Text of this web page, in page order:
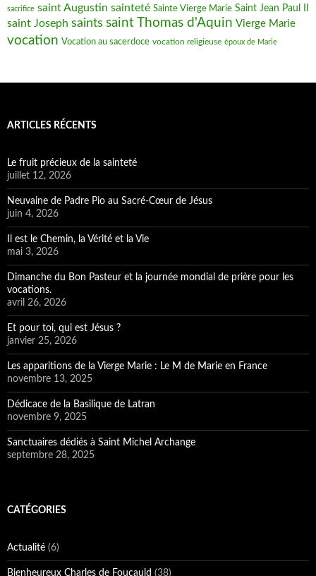
sacrifice saint Augustin sainteté Sainte Vierge Marie Saint Jean Paul II
saint Joseph saints saint Thomas d'Aquin Vierge Marie
vocation Vocation au sacerdoce vocation religieuse époux de Marie
ARTICLES RÉCENTS
Le fruit précieux de la sainteté
juillet 12, 2026
Neuvaine de Padre Pio au Sacré-Cœur de Jésus
juin 4, 2026
Il est le Chemin, la Vérité et la Vie
mai 3, 2026
Dimanche du Bon Pasteur et la journée mondial de prière pour les
vocations.
avril 26, 2026
Et pour toi, qui est Jésus ?
janvier 25, 2026
Les apparitions de la Vierge Marie : Le M de Marie en France
novembre 13, 2025
Dédicace de la Basilique de Latran
novembre 9, 2025
Sanctuaires dédiés à Saint Michel Archange
septembre 28, 2025
CATÉGORIES
Actualité (6)
Bienheureux Charles de Foucauld (38)